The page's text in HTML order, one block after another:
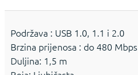
Podržava : USB 1.0, 1.1 i 2.0
Brzina prijenosa : do 480 Mbps
Duljina: 1,5 m